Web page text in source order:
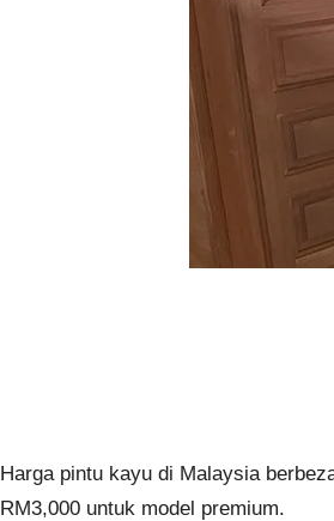
Harga pintu kayu di Malaysia
RM3,000 untuk model premium.